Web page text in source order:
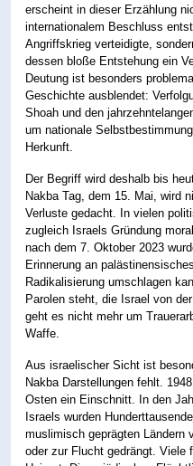
erscheint in dieser Erzählung
internationalem Beschluss
Angriffskrieg verteidigte,
dessen bloße Entstehung ein
Deutung ist besonders
Geschichte ausblendet:
Shoah und den
um nationale
Herkunft.
Der Begriff wird deshalb bis
Nakba Tag, dem 15. Mai, wird
Verluste gedacht. In vielen
zugleich Israels Gründung
nach dem 7. Oktober 2023
Erinnerung an
Radikalisierung umschlagen
Parolen steht, die Israel von
geht es nicht mehr um
Waffe.
Aus israelischer Sicht ist
Nakba Darstellungen fehlt.
Osten ein Einschnitt. In den
Israels wurden
muslimisch geprägten Ländern
oder zur Flucht gedrängt. Viele